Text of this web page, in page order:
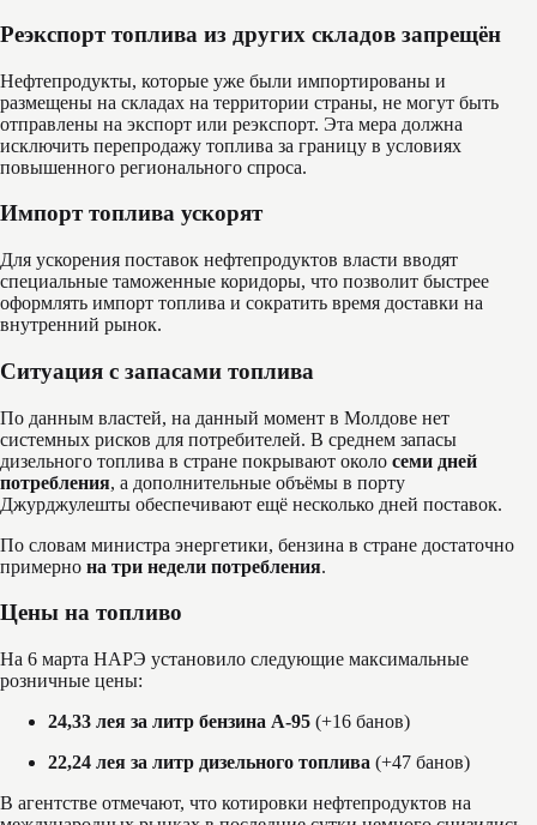
Реэкспорт топлива из других складов запрещён
Нефтепродукты, которые уже были импортированы и
размещены на складах на территории страны, не могут быть
отправлены на экспорт или реэкспорт. Эта мера должна
исключить перепродажу топлива за границу в условиях
повышенного регионального спроса.
Импорт топлива ускорят
Для ускорения поставок нефтепродуктов власти вводят
специальные таможенные коридоры, что позволит быстрее
оформлять импорт топлива и сократить время доставки на
внутренний рынок.
Ситуация с запасами топлива
По данным властей, на данный момент в Молдове нет
системных рисков для потребителей. В среднем запасы
дизельного топлива в стране покрывают около семи дней
потребления, а дополнительные объёмы в порту
Джурджулешты обеспечивают ещё несколько дней поставок.
По словам министра энергетики, бензина в стране достаточно
примерно на три недели потребления.
Цены на топливо
На 6 марта НАРЭ установило следующие максимальные
розничные цены:
24,33 лея за литр бензина А-95 (+16 банов)
22,24 лея за литр дизельного топлива (+47 банов)
В агентстве отмечают, что котировки нефтепродуктов на